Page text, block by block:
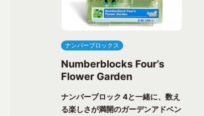
ナンバーブロックス
Numberblocks Four’s
Flower Garden
ナンバーブロック 4と一緒に、数え
る楽しさが満開のガーデンアドベン